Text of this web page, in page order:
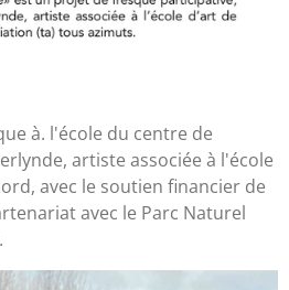
à. l'école du centre de
artiste associée à l'école
avec le soutien financier de
avec le Parc Naturel